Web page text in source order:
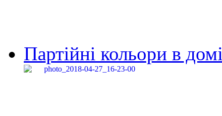
Партійні кольори в